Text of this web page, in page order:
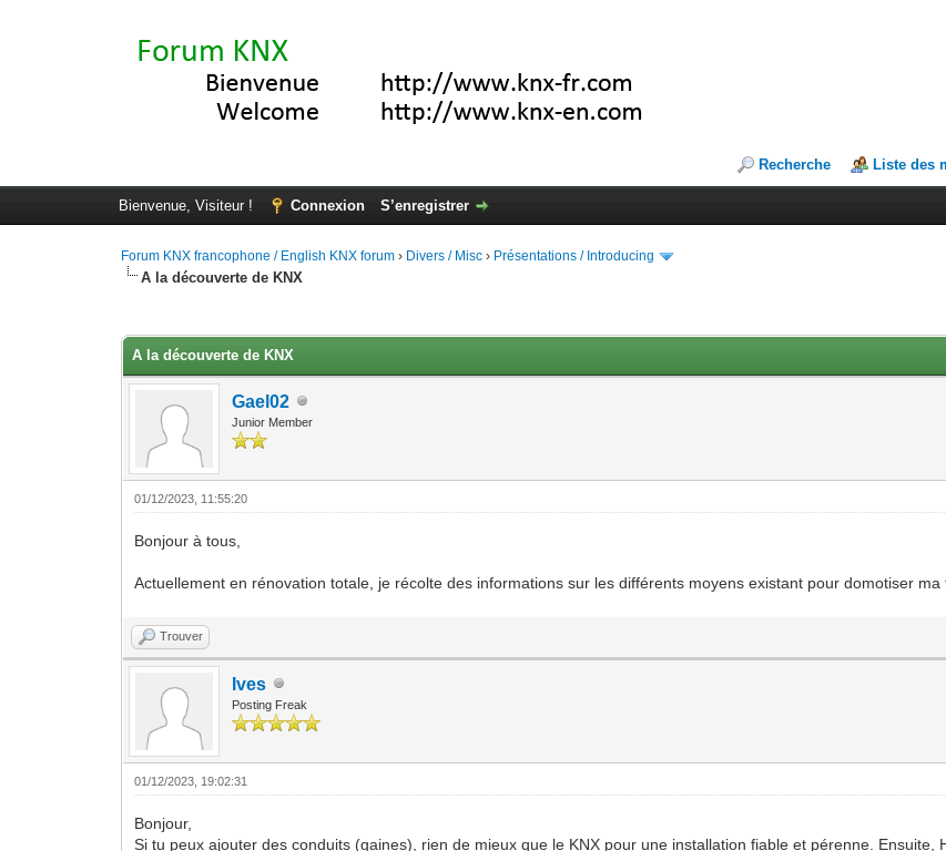
Recherche Liste des
Bienvenue, Visiteur ! Connexion S’enregistrer
Forum KNX francophone / English KNX forum › Divers / Misc › Présentations / Introducing
A la découverte de KNX
A la découverte de KNX
Gael02
Junior Member
01/12/2023, 11:55:20
Bonjour à tous,
Actuellement en rénovation totale, je récolte des informations sur les différents moyens existant pour domotiser ma
Trouver
Ives
Posting Freak
01/12/2023, 19:02:31
Bonjour,
Si tu peux ajouter des conduits (gaines), rien de mieux que le KNX pour une installation fiable et pérenne.